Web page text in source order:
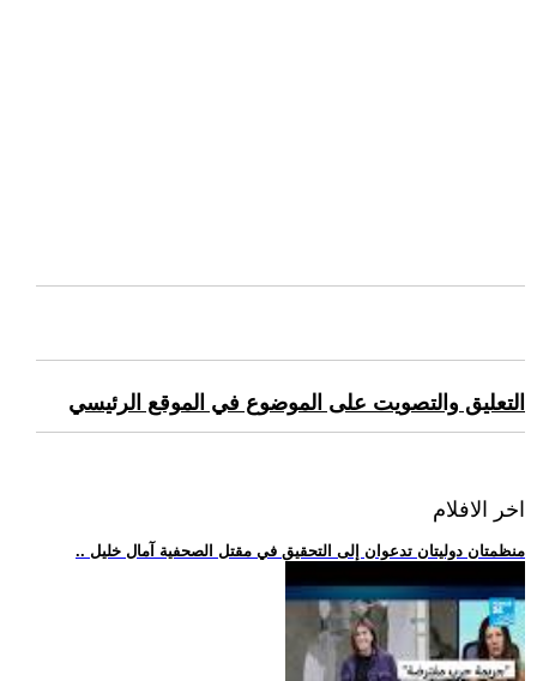
التعليق والتصويت على الموضوع في الموقع الرئيسي
اخر الافلام
.. منظمتان دوليتان تدعوان إلى التحقيق في مقتل الصحفية آمال خليل